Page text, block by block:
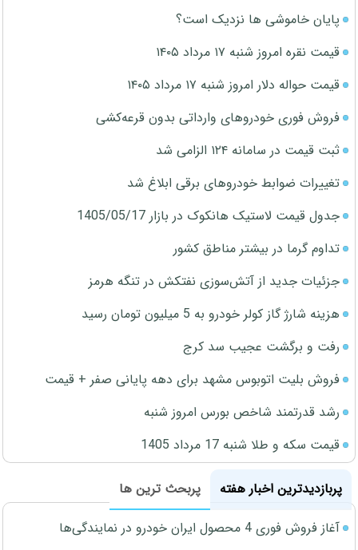
پایان خاموشی ها نزدیک است؟
قیمت نقره امروز شنبه ۱۷ مرداد ۱۴۰۵
قیمت حواله دلار امروز شنبه ۱۷ مرداد ۱۴۰۵
فروش فوری خودروهای وارداتی بدون قرعه‌کشی
ثبت قیمت در سامانه ۱۲۴ الزامی شد
تغییرات ضوابط خودروهای برقی ابلاغ شد
جدول قیمت لاستیک هانکوک در بازار 1405/05/17
تداوم گرما در بیشتر مناطق کشور
جزئیات جدید از آتش‌سوزی نفتکش در تنگه هرمز
هزینه شارژ گاز کولر خودرو به 5 میلیون تومان رسید
رفت و برگشت عجیب سد کرج
فروش بلیت اتوبوس مشهد برای دهه پایانی صفر + قیمت
رشد قدرتمند شاخص بورس امروز شنبه
قیمت سکه و طلا شنبه 17 مرداد 1405
پربازدیدترین اخبار هفته
پربحث ترین ها
آغاز فروش فوری 4 محصول ایران خودرو در نمایندگی‌ها